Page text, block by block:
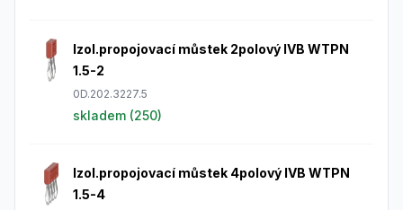
Izol.propojovací můstek 2polový IVB WTPN
1.5-2
0D.202.3227.5
skladem (250)
Izol.propojovací můstek 4polový IVB WTPN
1.5-4